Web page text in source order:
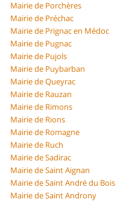
Mairie de Porchères
Mairie de Préchac
Mairie de Prignac en Médoc
Mairie de Pugnac
Mairie de Pujols
Mairie de Puybarban
Mairie de Queyrac
Mairie de Rauzan
Mairie de Rimons
Mairie de Rions
Mairie de Romagne
Mairie de Ruch
Mairie de Sadirac
Mairie de Saint Aignan
Mairie de Saint André du Bois
Mairie de Saint Androny